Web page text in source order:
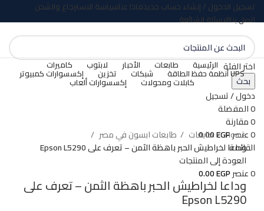
تسجيل الدخول / إنشاء حساب جديدماذا عناسياسة الاسترجاع والشحن
اتصل بناالاسئلة الشائعة
اختر الفئة
بحث
دخول / تسجيل
0المفضلة
0مقارنة
0عنصر 0.00EGP
القائمة
0عنصر 0.00EGP
الرئيسية طابعات الأحبار لابتوب كاميرات
UPS أنظمة حفظ الطاقة شبكات تخزين إكسسوارات كمبيوتر
كابلات ومحولات إكسسوارات ألعاب
بيعت كلها
اضغط للتكبير
Home
طابعات
طابعات ابسون في مصر
وداعا لخراطيش الحبر باهظة الثمن – تعرف على Epson L5290
العودة إلى المنتجات
وداعا لخراطيش الحبر باهظة الثمن – تعرف على
Epson L5290